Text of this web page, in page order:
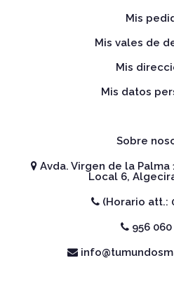
Mis
Mis vales de
Mis
Mis datos
Sobre
Avda. Virgen de la Palma
Local 6,
(Horario att.:
956